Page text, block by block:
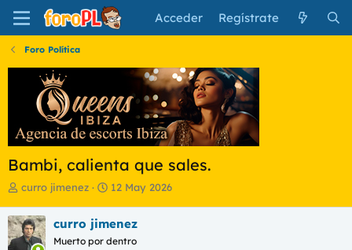
Acceder Regístrate
Foro Política
Bambi, calienta que sales.
I
i
c
curro jimenez
F
h
a
12 May 2026
curro jimenez
Muerto por dentro